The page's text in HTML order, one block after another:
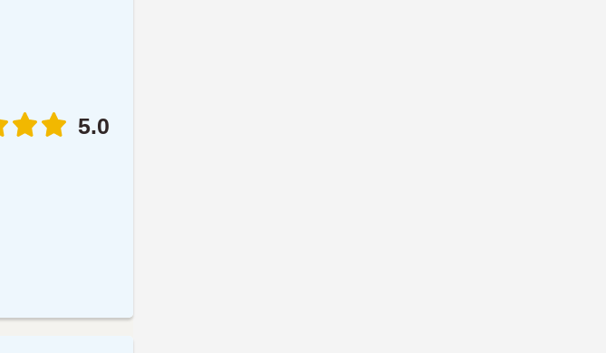
5.0